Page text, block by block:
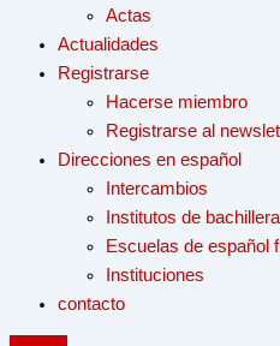
Actas
Actualidades
Registrarse
Hacerse miembro
Registrarse al
Direcciones en español
Intercambios
Institutos de
Escuelas de español
Instituciones
contacto